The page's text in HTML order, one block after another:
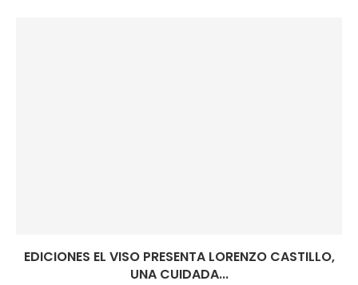
EDICIONES EL VISO PRESENTA LORENZO CASTILLO,
UNA CUIDADA...